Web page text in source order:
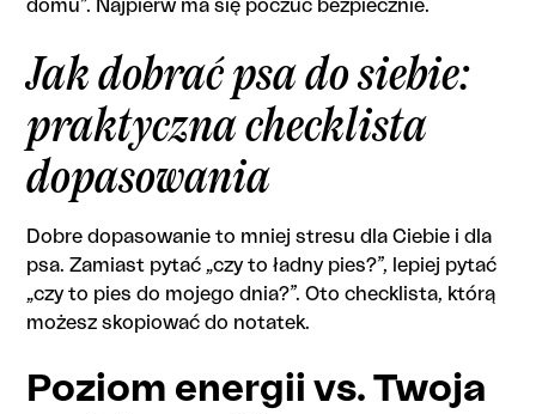
domu”. Najpierw ma się poczuć bezpiecznie.
Jak dobrać psa do siebie:
praktyczna checklista
dopasowania
Dobre dopasowanie to mniej stresu dla Ciebie i dla
psa. Zamiast pytać „czy to ładny pies?”, lepiej pytać
„czy to pies do mojego dnia?”. Oto checklista, którą
możesz skopiować do notatek.
Poziom energii vs. Twoja